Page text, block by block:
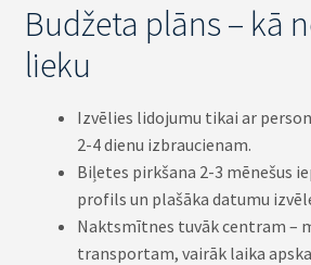
Budžeta plāns – kā
lieku
Izvēlies lidojumu tikai ar
2-4 dienu izbraucienam.
Biļetes pirkšana 2-3 mēnešus
profils un plašāka datumu
Naktsmītnes tuvāk centram –
transportam, vairāk laika